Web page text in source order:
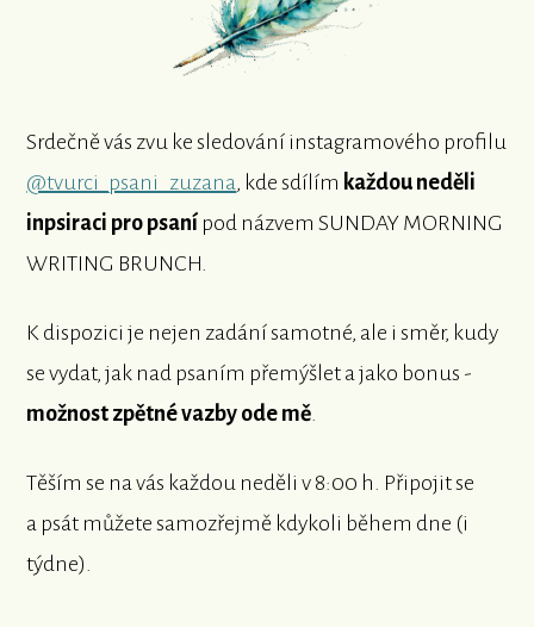
Srdečně vás zvu ke sledování instagramového profilu
@tvurci_psani_zuzana , kde sdílím každou neděli
inpsiraci pro psaní pod názvem SUNDAY MORNING
WRITING BRUNCH.
K dispozici je nejen zadání samotné, ale i směr, kudy
se vydat, jak nad psaním přemýšlet a jako bonus -
možnost zpětné vazby ode mě
Těším se na vás každou neděli v 8:00 h. Připojit se
a psát můžete samozřejmě kdykoli během dne (i
týdne).